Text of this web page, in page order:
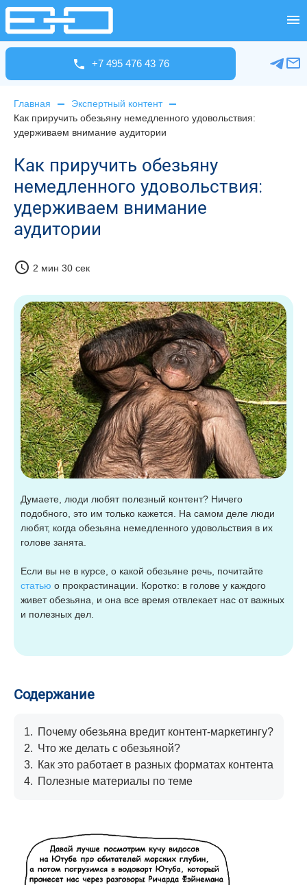
+7 495 476 43 76
Главная
Экспертный контент
Как приручить обезьяну немедленного удовольствия:
удерживаем внимание аудитории
Как приручить обезьяну
немедленного удовольствия:
удерживаем внимание
аудитории
schedule 2 мин 30 сек
Думаете, люди любят полезный контент? Ничего
подобного, это им только кажется. На самом деле люди
любят, когда обезьяна немедленного удовольствия в их
голове занята.
Если вы не в курсе, о какой обезьяне речь, почитайте
статью о прокрастинации. Коротко: в голове у каждого
живет обезьяна, и она все время отвлекает нас от важных
и полезных дел.
Содержание
1. Почему обезьяна вредит контент-маркетингу?
2. Что же делать с обезьяной?
3. Как это работает в разных форматах контента
4. Полезные материалы по теме